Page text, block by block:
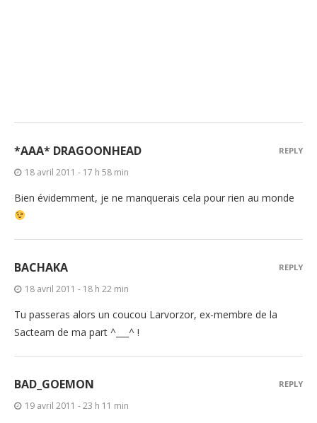
*AAA* DRAGOONHEAD
18 avril 2011 - 17 h 58 min
Bien évidemment, je ne manquerais cela pour rien au monde
REPLY
BACHAKA
18 avril 2011 - 18 h 22 min
Tu passeras alors un coucou Larvorzor, ex-membre de la
Sacteam de ma part ^___^ !
REPLY
BAD_GOEMON
19 avril 2011 - 23 h 11 min
REPLY